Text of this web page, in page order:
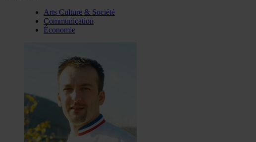
Arts Culture & Société
Communication
Économie